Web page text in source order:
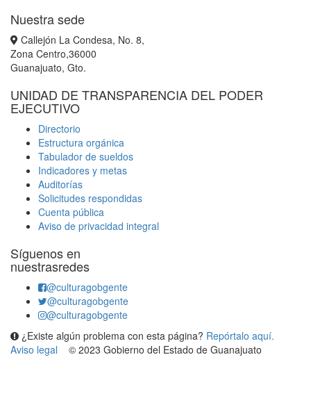
Nuestra sede
Callejón La Condesa, No. 8,
Zona Centro,36000
Guanajuato, Gto.
UNIDAD DE TRANSPARENCIA DEL PODER
EJECUTIVO
Directorio
Estructura orgánica
Tabulador de sueldos
Indicadores y metas
Auditorías
Solicitudes respondidas
Cuenta pública
Aviso de privacidad integral
Síguenos en
nuestrasredes
@culturagobgente
@culturagobgente
@culturagobgente
¿Existe algún problema con esta página? Repórtalo aquí.
Aviso legal
© 2023 Gobierno del Estado de Guanajuato